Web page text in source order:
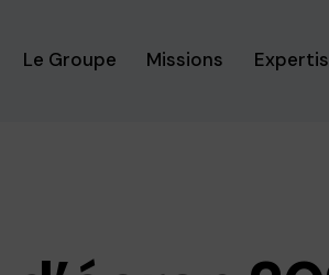
Le Groupe Missions